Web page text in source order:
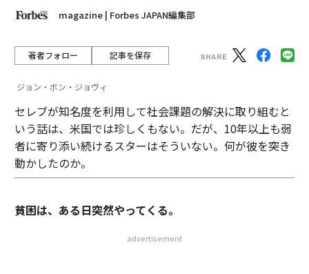
magazine | Forbes JAPAN編集部
著者フォロー 記事を保存
ジョン・ボン・ジョヴィ
セレブが知名度を利用して社会課題の解決に取り組むと
いう話は、米国では珍しくもない。だが、10年以上も弱
者に寄り添い続けるスターはそういない。何が彼を突き
動かしたのか。
貧困は、ある日突然やってくる。
advertisement